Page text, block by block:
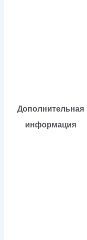
Дополнительная
информация